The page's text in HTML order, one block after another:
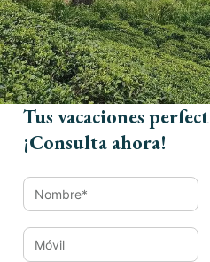
Aqui te dejamos
para vuestraviaje a
vivirconunafamiliade India.
inglesy también lee nuestros
Book Now
Nombre*
Tus vacaciones
¡Consulta ahora!